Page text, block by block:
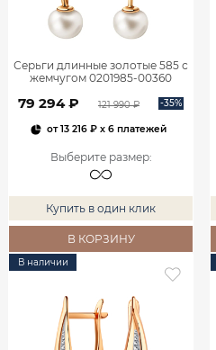
Серьги длинные золотые 585 с
жемчугом 0201985-00360
79 294 ₽ 121 990 ₽ -35%
от13 216 ₽x 6 платежей
Выберите размер:
Купить в один клик
В КОРЗИНУ
В наличии